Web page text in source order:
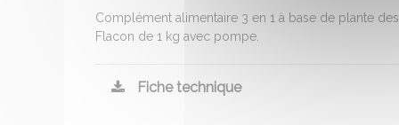
Complément alimentaire 3 en 1 à base de plante
Flacon de 1 kg avec pompe.
Fiche technique